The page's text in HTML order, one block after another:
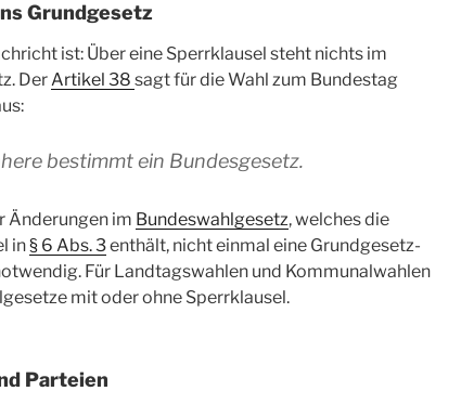
Grundgesetz
ist: Über eine Sperrklausel steht nichts im
DerArtikel 38 sagt für die Wahl zum Bundestag
bestimmt ein Bundesgesetz.
Änderungen im Bundeswahlgesetz, welches die
in§ 6 Abs. 3enthält, nicht einmal eine Grundgesetz-
Für Landtagswahlen und Kommunalwahlen
mit oder ohne Sperrklausel.
Parteien